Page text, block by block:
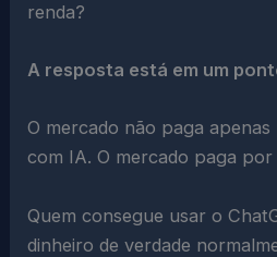
renda?
A resposta está em um
O mercado não paga
com IA. O mercado paga por
Quem consegue usar o
dinheiro de verdade